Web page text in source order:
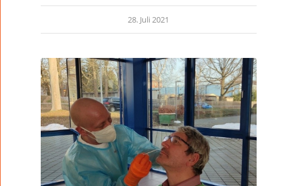
28. Juli 2021